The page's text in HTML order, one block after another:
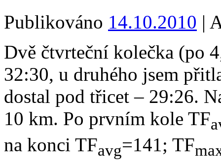
Publikováno 14.10.2010 |
Dvě čtvrteční kolečka (po
32:30, u druhého jsem
dostal pod třicet – 29:26.
10 km. Po prvním kole TF
na konci TFavg=141; TF